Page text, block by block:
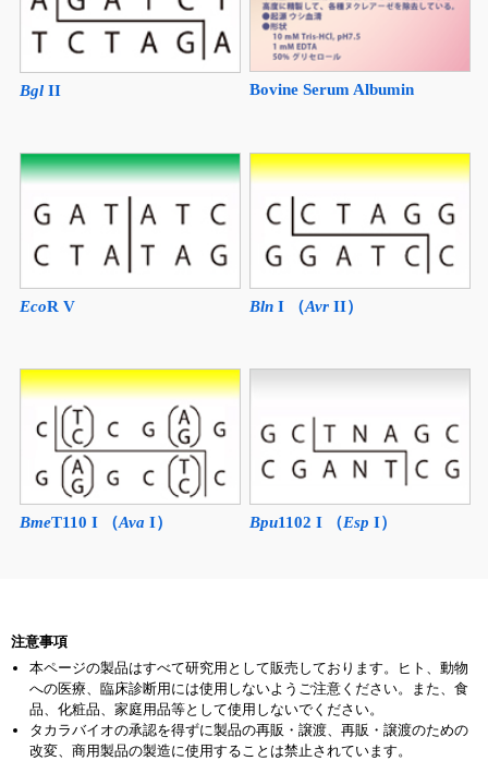
BglII Bovine Serum Albumin
EcoR V Bln I （Avr II）
BmeT110 I （Ava I） Bpu1102 I （Esp I）
注意事項
本ページの製品はすべて研究用として販売しております。ヒト、動物
への医療、臨床診断用には使用しないようご注意ください。また、食
品、化粧品、家庭用品等として使用しないでください。
タカラバイオの承認を得ずに製品の再販・譲渡、再販・譲渡のための
改変、商用製品の製造に使用することは禁止されています。